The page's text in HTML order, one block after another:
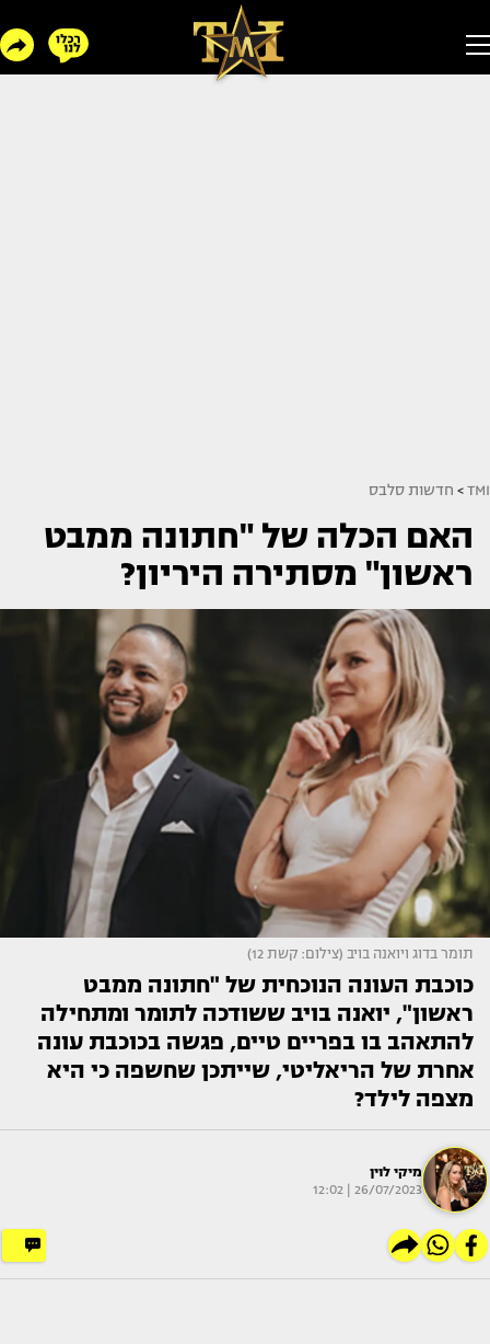
TMI
> חדשות סלבס
האם הכלה של "חתונה ממבט
ראשון" מסתירה היריון?
תומר בדוג ויואנה בויב (צילום: קשת 12)
כוכבת העונה הנוכחית של "חתונה ממבט
ראשון", יואנה בויב ששודכה לתומר ומתחילה
להתאהב בו בפריים טיים, פגשה בכוכבת עונה
אחרת של הריאליטי, שייתכן שחשפה כי היא
מצפה לילד?
מיקי לוין
26/07/2023 | 12:02